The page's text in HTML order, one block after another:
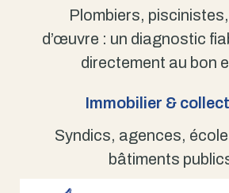
Plombiers,
d’œuvre : un diagnostic
directement au bon
Immobilier &
Syndics, agences,
bâtiments